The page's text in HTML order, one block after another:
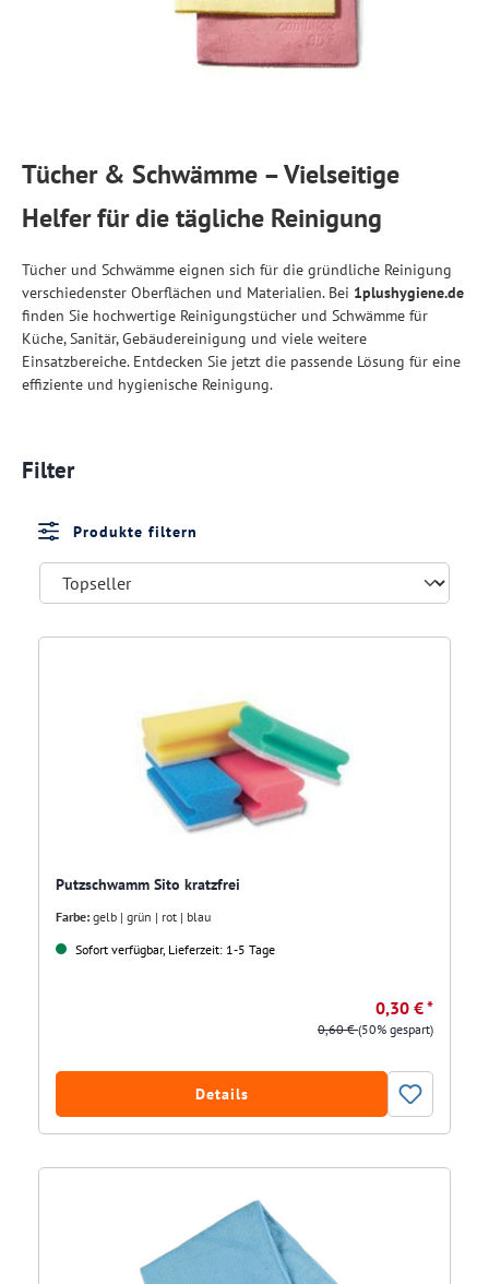
Tücher & Schwämme – Vielseitige
Helfer für die tägliche Reinigung
Tücher und Schwämme eignen sich für die gründliche Reinigung
verschiedenster Oberflächen und Materialien. Bei 1plushygiene.de
finden Sie hochwertige Reinigungstücher und Schwämme für
Küche, Sanitär, Gebäudereinigung und viele weitere
Einsatzbereiche. Entdecken Sie jetzt die passende Lösung für eine
effiziente und hygienische Reinigung.
Filter
Produkte filtern
Putzschwamm Sito kratzfrei
Farbe: gelb | grün | rot | blau
Sofort verfügbar, Lieferzeit: 1-5 Tage
0,30 € *
0,60 €(50% gespart)
Details